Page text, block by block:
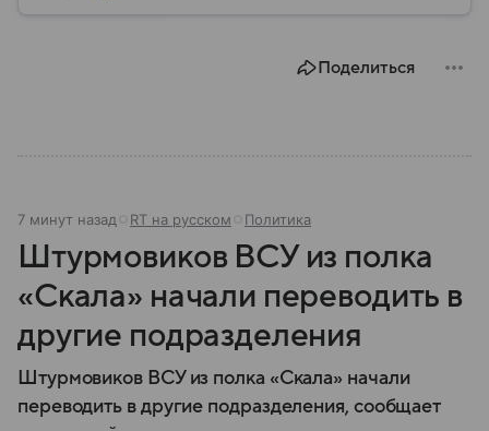
Поделиться
7 минут назад RT на русском Политика
Штурмовиков ВСУ из полка
«Скала» начали переводить в
другие подразделения
Штурмовиков ВСУ из полка «Скала» начали
переводить в другие подразделения, сообщает